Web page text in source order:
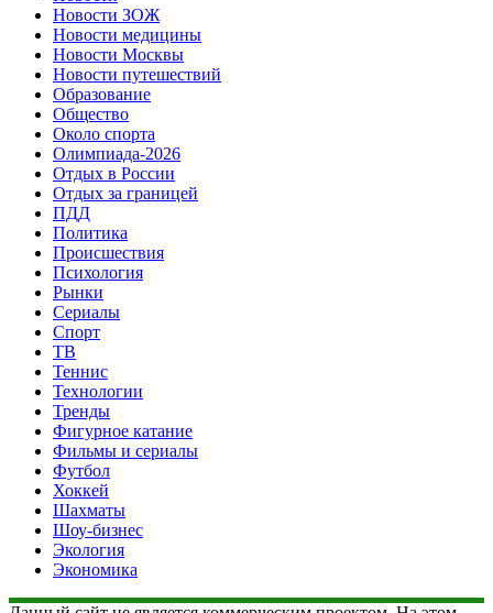
Новости ЗОЖ
Новости медицины
Новости Москвы
Новости путешествий
Образование
Общество
Около спорта
Олимпиада-2026
Отдых в России
Отдых за границей
ПДД
Политика
Происшествия
Психология
Рынки
Сериалы
Спорт
ТВ
Теннис
Технологии
Тренды
Фигурное катание
Фильмы и сериалы
Футбол
Хоккей
Шахматы
Шоу-бизнес
Экология
Экономика